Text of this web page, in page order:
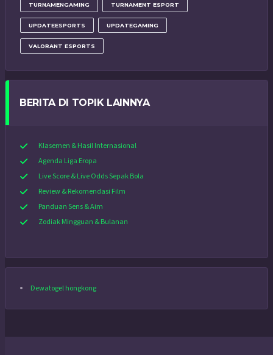
TURNAMENGAMING TURNAMENT ESPORT
UPDATEESPORTS UPDATEGAMING
VALORANT ESPORTS
BERITA DI TOPIK LAINNYA
Klasemen & Hasil Internasional
Agenda Liga Eropa
Live Score & Live Odds Sepak Bola
Review & Rekomendasi Film
Panduan Sens & Aim
Zodiak Mingguan & Bulanan
Dewatogel hongkong